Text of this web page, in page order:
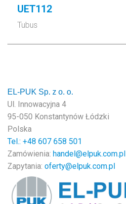
UET112
Tubus
EL-PUK Sp. z o. o.
Ul. Innowacyjna 4
95-050 Konstantynów Łódzki
Polska
Tel.: +48 607 658 501
Zamówienia: handel@elpuk.com.pl
Zapytania: oferty@elpuk.com.pl